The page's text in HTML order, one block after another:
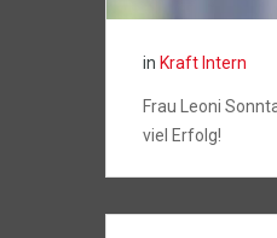
in Kraft Intern
Frau Leoni
viel Erfolg!